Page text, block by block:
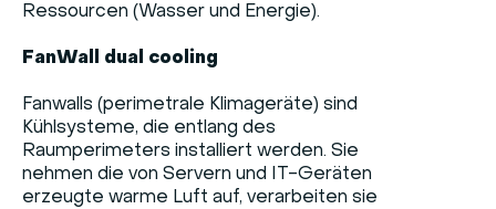
Ressourcen (Wasser und Energie).
FanWall dual cooling
Fanwalls (perimetrale Klimageräte) sind
Kühlsysteme, die entlang des
Raumperimeters installiert werden. Sie
nehmen die von Servern und IT-Geräten
erzeugte warme Luft auf, verarbeiten sie